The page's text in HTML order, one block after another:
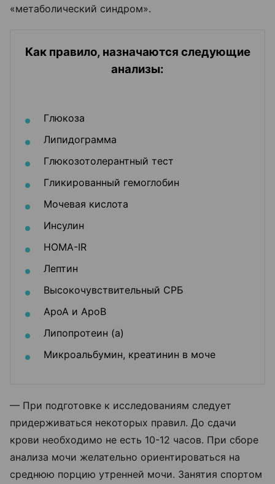
«метаболический синдром».
Как правило, назначаются следующие
анализы:
Глюкоза
Липидограмма
Глюкозотолерантный тест
Гликированный гемоглобин
Мочевая кислота
Инсулин
HOMA-IR
Лептин
Высокочувствительный СРБ
АроА и АроВ
Липопротеин (а)
Микроальбумин, креатинин в моче
— При подготовке к исследованиям следует
придерживаться некоторых правил. До сдачи
крови необходимо не есть 10-12 часов. При сборе
анализа мочи желательно ориентироваться на
среднюю порцию утренней мочи. Занятия спортом